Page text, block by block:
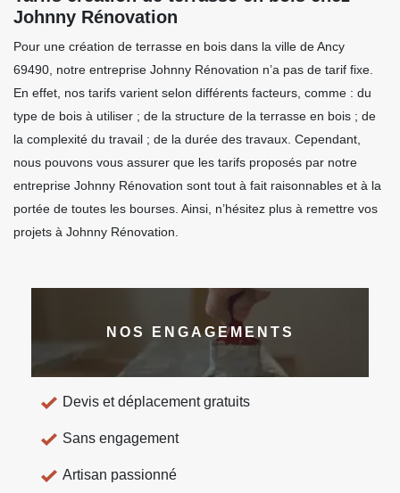
Johnny Rénovation
Pour une création de terrasse en bois dans la ville de Ancy
69490, notre entreprise Johnny Rénovation n’a pas de tarif fixe.
En effet, nos tarifs varient selon différents facteurs, comme : du
type de bois à utiliser ; de la structure de la terrasse en bois ; de
la complexité du travail ; de la durée des travaux. Cependant,
nous pouvons vous assurer que les tarifs proposés par notre
entreprise Johnny Rénovation sont tout à fait raisonnables et à la
portée de toutes les bourses. Ainsi, n’hésitez plus à remettre vos
projets à Johnny Rénovation.
NOS ENGAGEMENTS
Devis et déplacement gratuits
Sans engagement
Artisan passionné